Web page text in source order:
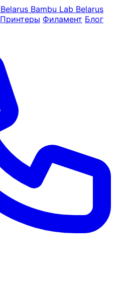
Bambu Lab Belarus
Принтеры Филамент Блог